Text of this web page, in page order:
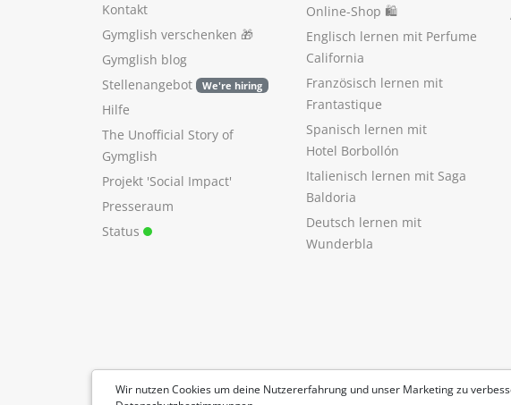
Wir nutzen Cookies um deine Nutzererfahrung und unser Marketing zu
Kontakt
Gymglish verschenken 🎁
Gymglish blog
Stellenangebot
We're hiring
Hilfe
The Unofficial Story of
Gymglish
Projekt 'Social Impact'
Presseraum
Status
Online-Shop 🛍
Englisch lernen mit Perfume
California
Französisch lernen mit
Frantastique
Spanisch lernen mit
Hotel Borbollón
Italienisch lernen mit Saga
Baldoria
Deutsch lernen mit
Wunderbla